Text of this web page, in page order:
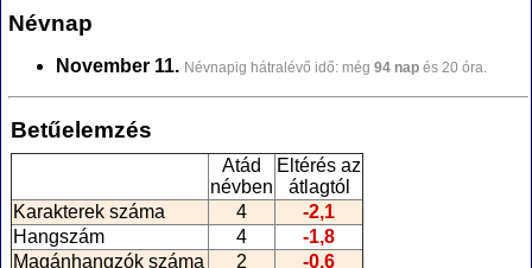
Névnap
November 11. Névnapig hátralévő idő: még 94 nap és 20 óra.
Betűelemzés
Atád
névben
Eltérés az
átlagtól
Karakterek száma
4
-2,1
Hangszám
4
-1,8
Magánhangzók száma
2
-0,6